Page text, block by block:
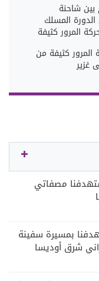
بين شاحنة
المسلك
المرور كثيفة
المرور كثيفة من
غزير
مصفاتي
بمسيرة سفينة
شرق أوديسا